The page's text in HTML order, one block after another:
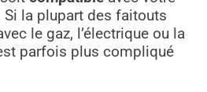
la plupart des faitouts
le gaz, l’électrique ou la
parfois plus compliqué